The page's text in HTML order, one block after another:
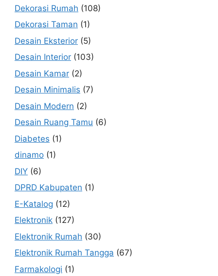
Dekorasi Rumah (108)
Dekorasi Taman (1)
Desain Eksterior (5)
Desain Interior (103)
Desain Kamar (2)
Desain Minimalis (7)
Desain Modern (2)
Desain Ruang Tamu (6)
Diabetes (1)
dinamo (1)
DIY (6)
DPRD Kabupaten (1)
E-Katalog (12)
Elektronik (127)
Elektronik Rumah (30)
Elektronik Rumah Tangga (67)
Farmakologi (1)